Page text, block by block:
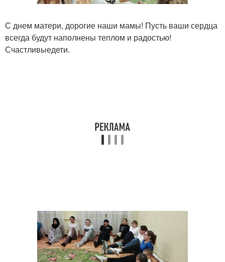
С днем матери, дорогие наши мамы! Пусть ваши сердца
всегда будут наполнены теплом и радостью!
Счастливыедети.